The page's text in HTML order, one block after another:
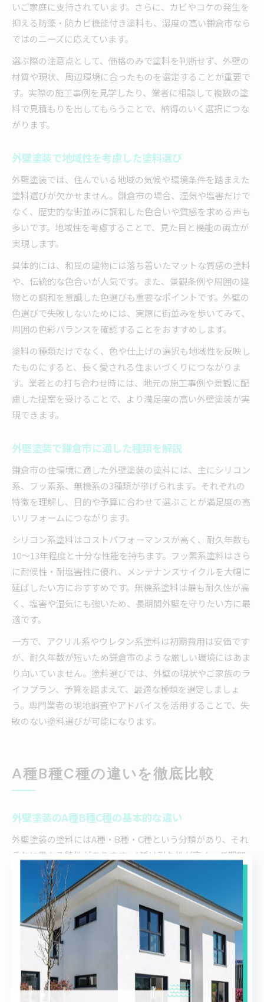
いご家庭に支持されています。さらに、カビやコケの発生を
抑える防藻・防カビ機能付き塗料も、湿度の高い鎌倉市なら
ではのニーズに応えています。
選ぶ際の注意点として、価格のみで塗料を判断せず、外壁の
材質や現状、周辺環境に合ったものを選定することが重要で
す。実際の施工事例を見学したり、業者に相談して複数の塗
料で見積もりを出してもらうことで、納得のいく選択につな
がります。
外壁塗装で地域性を考慮した塗料選び
外壁塗装では、住んでいる地域の気候や環境条件を踏まえた
塗料選びが欠かせません。鎌倉市の場合、湿気や塩害だけで
なく、歴史的な街並みに調和した色合いや質感を求める声も
多いです。地域性を考慮することで、見た目と機能の両立が
実現します。
具体的には、和風の建物には落ち着いたマットな質感の塗料
や、伝統的な色合いが人気です。また、景観条例や周囲の建
物との調和を意識した色選びも重要なポイントです。外壁の
色選びで失敗しないためには、実際に街並みを歩いてみて、
周囲の色彩バランスを確認することをおすすめします。
塗料の種類だけでなく、色や仕上げの選択も地域性を反映し
たものにすると、長く愛される住まいづくりにつながりま
す。業者との打ち合わせ時には、地元の施工事例や景観に配
慮した提案を受けることで、より満足度の高い外壁塗装が実
現できます。
外壁塗装で鎌倉市に適した種類を解説
鎌倉市の住環境に適した外壁塗装の塗料には、主にシリコン
系、フッ素系、無機系の3種類が挙げられます。それぞれの
特徴を理解し、目的や予算に合わせて選ぶことが満足度の高
いリフォームにつながります。
シリコン系塗料はコストパフォーマンスが高く、耐久年数も
10～13年程度と十分な性能を持ちます。フッ素系塗料はさら
に耐候性・耐塩害性に優れ、メンテナンスサイクルを大幅に
延ばしたい方におすすめです。無機系塗料は最も耐久性が高
く、塩害や湿気にも強いため、長期間外壁を守りたい方に最
適です。
一方で、アクリル系やウレタン系塗料は初期費用は安価です
が、耐久年数が短いため鎌倉市のような厳しい環境にはあま
り向いていません。塗料選びでは、外壁の現状やご家族のラ
イフプラン、予算を踏まえて、最適な種類を選定しましょ
う。専門業者の現地調査やアドバイスを活用することで、失
敗のない塗料選びが可能になります。
A種B種C種の違いを徹底比較
外壁塗装のA種B種C種の基本的な違い
外壁塗装の塗料にはA種・B種・C種という分類があり、それ
ぞれに異なる特性があります。A種は耐久性が高く、長期間
美観を保ちやすいのが特徴です。B種はバランス型でコスト
パフォーマンスに優れ、C種は価格が抑えられている分、定
期的なメンテナンスが必要となります。
具体的には、A種はフッ素系や無機系塗料が該当し、B種は
シリコン系、C種はウレタン系やアクリル系などが挙げられ
ます。これらは主成分や性能の違いにより分類されており、
塗装後の耐久年数や防汚性、コスト面に差が出ます。
鎌倉市のような潮風や湿気の多い地域では、耐候性の高いA